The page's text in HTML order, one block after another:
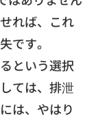
れば、これ
です。
という選択
ては、排泄
は、やはり